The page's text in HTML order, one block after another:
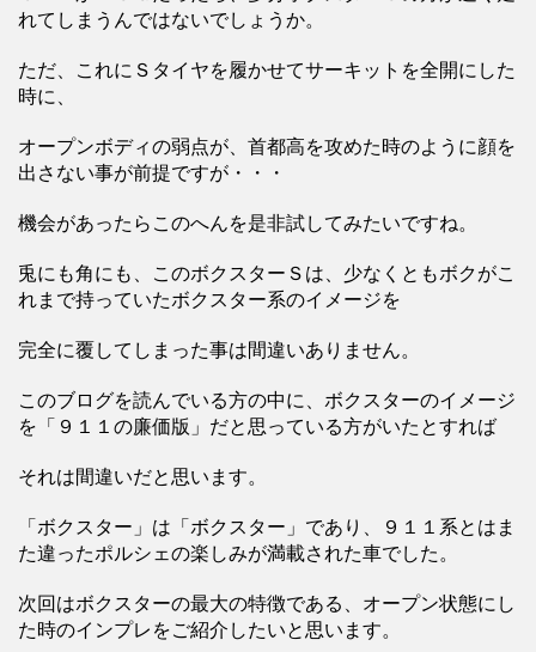
れてしまうんではないでしょうか。
ただ、これにＳタイヤを履かせてサーキットを全開にした
時に、
オープンボディの弱点が、首都高を攻めた時のように顔を
出さない事が前提ですが・・・
機会があったらこのへんを是非試してみたいですね。
兎にも角にも、このボクスターＳは、少なくともボクがこ
れまで持っていたボクスター系のイメージを
完全に覆してしまった事は間違いありません。
このブログを読んでいる方の中に、ボクスターのイメージ
を「９１１の廉価版」だと思っている方がいたとすれば
それは間違いだと思います。
「ボクスター」は「ボクスター」であり、９１１系とはま
た違ったポルシェの楽しみが満載された車でした。
次回はボクスターの最大の特徴である、オープン状態にし
た時のインプレをご紹介したいと思います。